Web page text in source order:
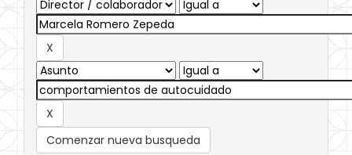
Comenzar nueva busqueda